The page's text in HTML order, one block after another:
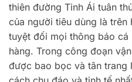
thiên đường Tinh Ái tuân
của người tiêu dùng là trên
tuyệt đối mọi thông báo cá
hàng. Trong công đoạn
được bao bọc và tân trang